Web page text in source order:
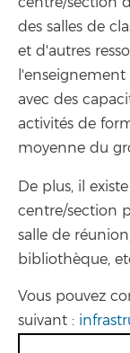
des salles de
et d'autres
avec des
activités de
moyenne du
De plus, il
centre/section
salle de
bibliothèque,
Vous pouvez
suivant :